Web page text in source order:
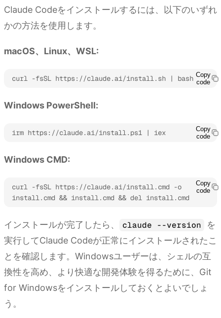
Claude Codeをインストールするには、以下のいずれ
かの方法を使用します。
macOS、Linux、WSL:
curl -fsSL https://claude.ai/install.sh | bash Copy
code
Windows PowerShell:
irm https://claude.ai/install.ps1 | iex
Copy
code
Windows CMD:
curl -fsSL https://claude.ai/install.cmd -o
install.cmd && install.cmd && del install.cmd
Copy
code
インストールが完了したら、 claude --version
を
実行してClaude Codeが正常にインストールされたこ
とを確認します。Windowsユーザーは、シェルの互
換性を高め、より快適な開発体験を得るために、Git
for Windowsをインストールしておくとよいでしょ
う。